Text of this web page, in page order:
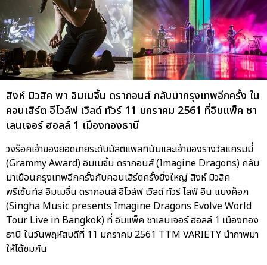
สิงห์ มิวสิค พา อิมเมจิ้น ดรากอนส์ กลับมากรุงเทพอีกครั้ง ใน
คอนเสิร์ต อีโวล์ฟ เวิลด์ ทัวร์ 11 มกราคม 2561 ที่อิมแพ็ค ชา
เลนเจอร์ ฮอลล์ 1 เมืองทองธานี
วงร็อคเจ้าของยอดขายระดับมัลติแพลทินัมและเจ้าของรางวัลแกรมมี่
(Grammy Award) อิมเมจิ้น ดรากอนส์ (Imagine Dragons) กลับ
มาเยือนกรุงเทพอีกครั้งกับคอนเสิร์ตครั้งยิ่งใหญ่ สิงห์ มิวสิค
พรีเซ้นท์ส อิมเมจิ้น ดรากอนส์ อีโวล์ฟ เวิลด์ ทัวร์ ไลฟ์ อิน แบงค็อก
(Singha Music presents Imagine Dragons Evolve World
Tour Live in Bangkok) ที่ อิมแพ็ค ชาเลนเจอร์ ฮอลล์ 1 เมืองทอง
ธานี ในวันพฤหัสบดีที่ 11 มกราคม 2561 TTM VARIETY นำภาพมา
ให้ได้ชมกัน